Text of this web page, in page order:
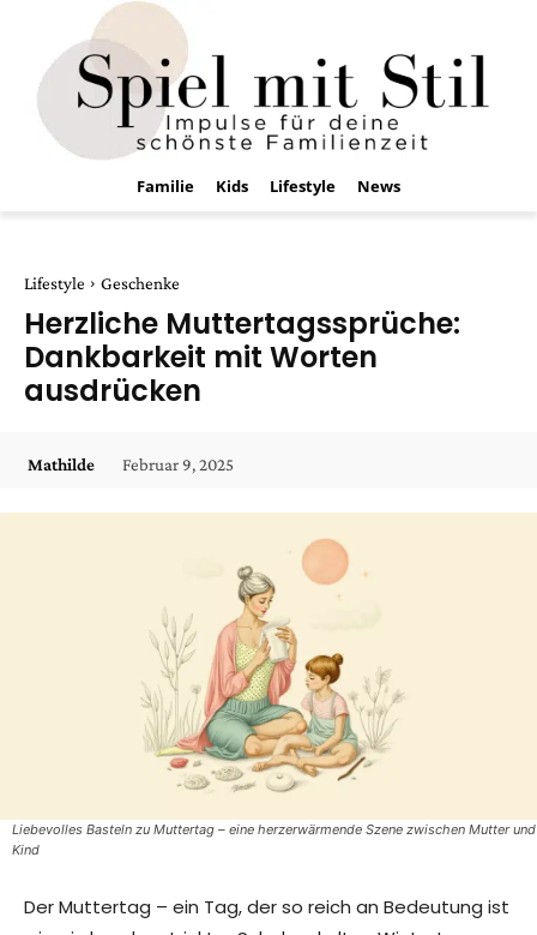
Familie Kids Lifestyle News
Lifestyle Geschenke
Herzliche Muttertagssprüche:
Dankbarkeit mit Worten
ausdrücken
Mathilde Februar 9, 2025
Liebevolles Basteln zu Muttertag – eine herzerwärmende Szene zwischen Mutter und
Kind
Der Muttertag – ein Tag, der so reich an Bedeutung ist